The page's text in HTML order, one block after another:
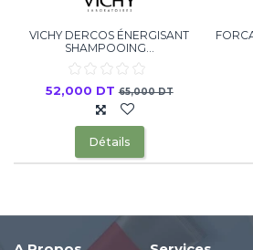
VICHY DERCOS ÉNERGISANT
SHAMPOOING...
52,000 DT65,000 DT
Détails